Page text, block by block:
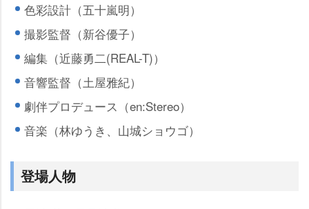
色彩設計（五十嵐明）
撮影監督（新谷優子）
編集（近藤勇二(REAL-T)）
音響監督（土屋雅紀）
劇伴プロデュース（en:Stereo）
音楽（林ゆうき、山城ショウゴ）
登場人物